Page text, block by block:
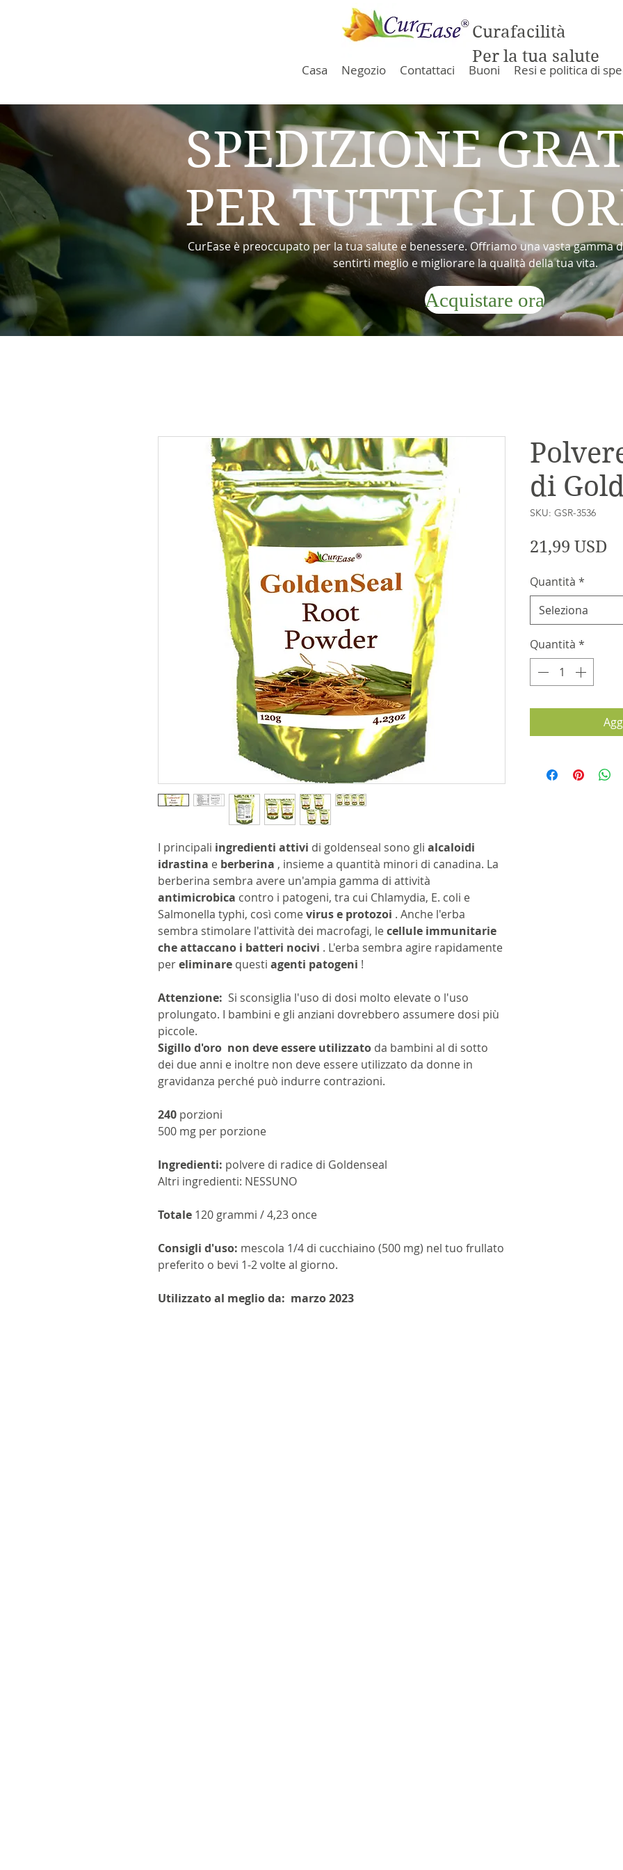
Curafacilità
Per la tua salute
Casa Negozio Contattaci Buoni Resi e politica di
SPEDIZIONE
PER TUTTI GLI
CurEase è preoccupato per la tua salute e benessere. Offriamo una vasta
sentirti meglio e migliorare la qualità della tua vita.
Acquistare ora
I principali ingredienti attivi di goldenseal sono gli alcaloidi
idrastina e berberina , insieme a quantità minori di canadina. La
berberina sembra avere un'ampia gamma di attività
antimicrobica contro i patogeni, tra cui Chlamydia, E. coli e
Salmonella typhi, così comevirus e protozoi . Anche l'erba
sembra stimolare l'attività dei macrofagi, lecellule immunitarie
che attaccano i batteri nocivi . L'erba sembra agire rapidamente
pereliminare questi agenti patogeni !
Attenzione: Si sconsiglia l'uso di dosi molto elevate o l'uso
prolungato. I bambini e gli anziani dovrebbero assumere dosi più
piccole.
Sigillo d'oro non deve essere utilizzato da bambini al di sotto
dei due anni e inoltre non deve essere utilizzato da donne in
gravidanza perché può indurre contrazioni.
240 porzioni
500 mg per porzione
Ingredienti: polvere di radice di Goldenseal
Altri ingredienti: NESSUNO
Totale 120 grammi / 4,23 once
Consigli d'uso: mescola 1/4 di cucchiaino (500 mg) nel tuo frullato
preferito o bevi 1-2 volte al giorno.
Utilizzato al meglio da: marzo 2023
di
SKU: GSR-3536
21,99 USD
Quantità *
Seleziona
Quantità *